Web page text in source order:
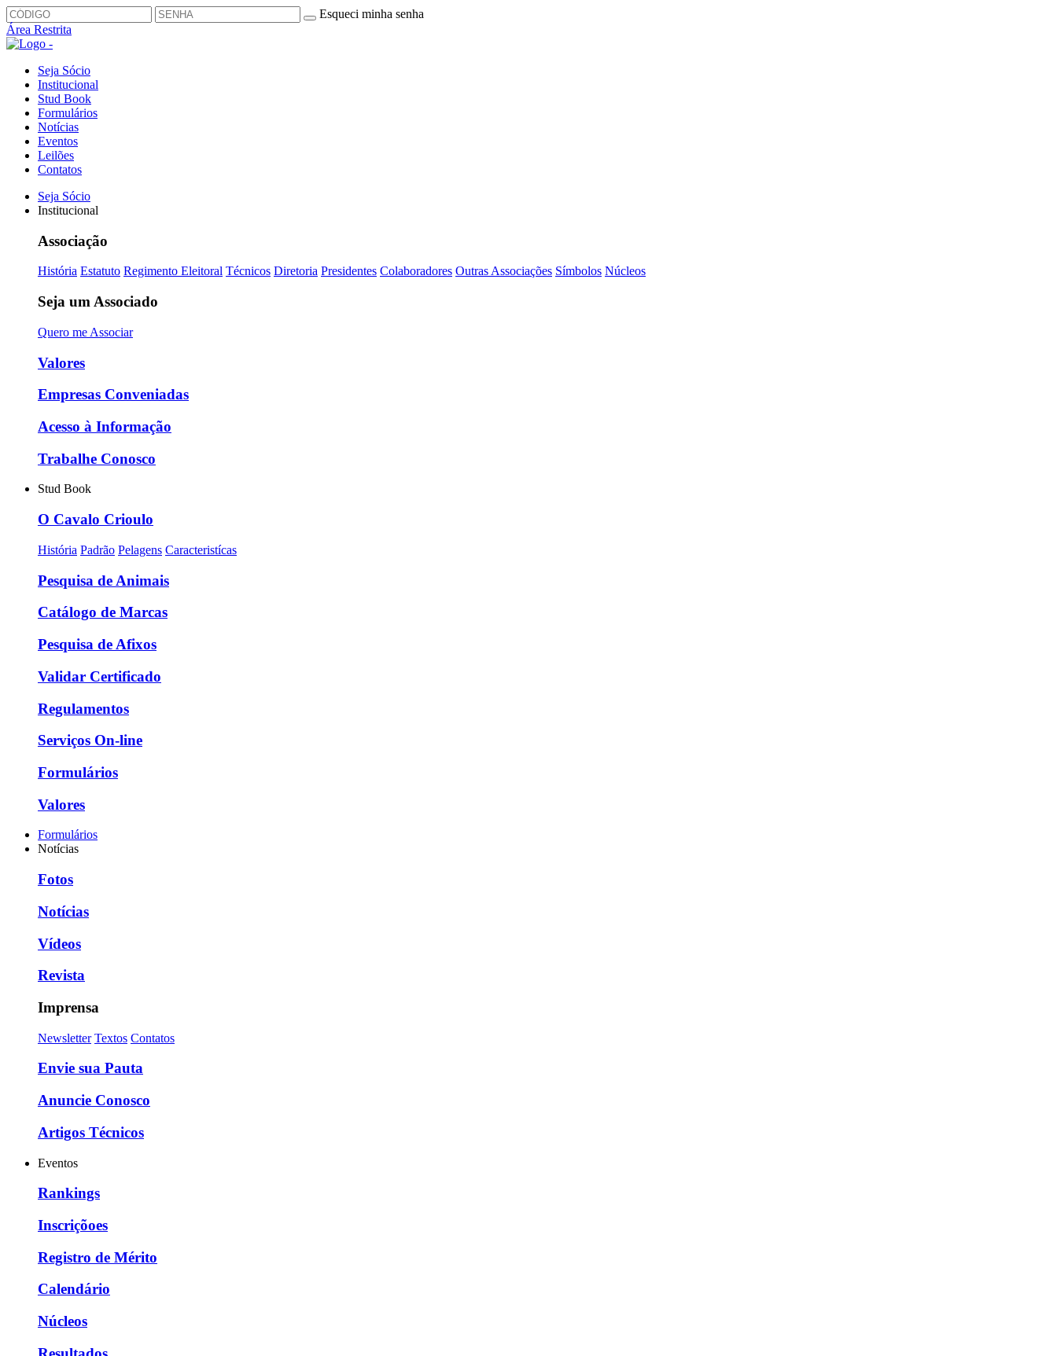
Esqueci minha senha
Área Restrita
Seja Sócio
Institucional
Stud Book
Formulários
Notícias
Eventos
Leilões
Contatos
Seja Sócio
Institucional
Associação
História Estatuto Regimento Eleitoral Técnicos Diretoria Presidentes Colaboradores Outras Associações Símbolos Núcleos
Seja um Associado
Quero me Associar
Valores
Empresas Conveniadas
Acesso à Informação
Trabalhe Conosco
Stud Book
O Cavalo Crioulo
História Padrão Pelagens Caracteristícas
Pesquisa de Animais
Catálogo de Marcas
Pesquisa de Afixos
Validar Certificado
Regulamentos
Serviços On-line
Formulários
Valores
Formulários
Notícias
Fotos
Notícias
Vídeos
Revista
Imprensa
Newsletter Textos Contatos
Envie sua Pauta
Anuncie Conosco
Artigos Técnicos
Eventos
Rankings
Inscriçõoes
Registro de Mérito
Calendário
Núcleos